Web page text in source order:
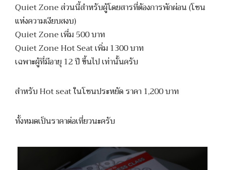
Quiet Zone ส่วนนี้สำหรับผู้โดยสารที่ต้องการพักผ่อน (โซน
แห่งความเงียบสงบ)
Quiet Zone เพี่ม 500 บาท
Quiet Zone Hot Seat เพิ่ม 1300 บาท
เฉพาะผู้ที่มีอายุ 12 ปี ขึ้นไป เท่านั้นครับ
สำหรับ Hot seat ในโซนประหยัด ราคา 1,200 บาท
ทั้งหมดเป็นราคาต่อเที่ยวนะครับ